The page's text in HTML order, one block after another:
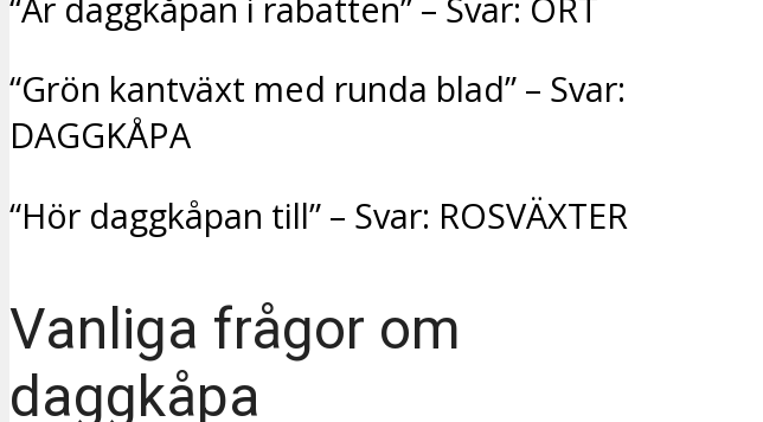
“Grön kantväxt med runda blad” – Svar:
DAGGKÅPA
“Hör daggkåpan till” – Svar: ROSVÄXTER
Vanliga frågor om
daggkåpa